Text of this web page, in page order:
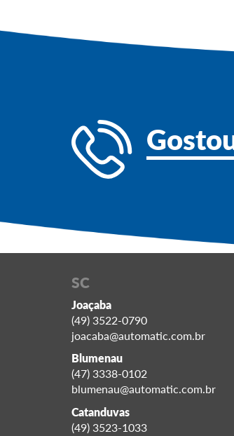
SC
Joaçaba
(49) 3522-0790
joacaba@automatic.com.br
Blumenau
(47) 3338-0102
blumenau@automatic.com.br
Catanduvas
(49) 3523-1033